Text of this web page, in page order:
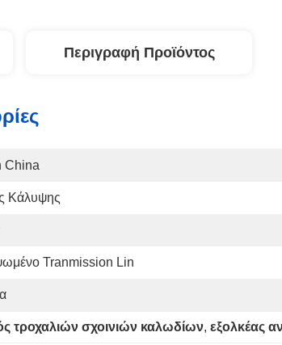
Περιγραφή Προϊόντος
China
Κάλυψης
Tranmission Lin
τροχαλιών σχοινιών καλωδίων, εξολκέας